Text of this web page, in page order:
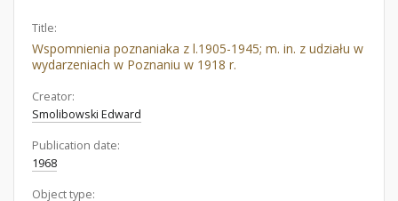
Title:
Wspomnienia poznaniaka z l.1905-1945; m. in. z udziału w
wydarzeniach w Poznaniu w 1918 r.
Creator:
Smolibowski Edward
Publication date:
1968
Object type: